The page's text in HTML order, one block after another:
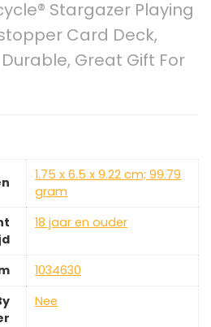
Stargazer Playing
Card Deck,
Great Gift For
‎1.75 x 6.5 x 9.22 cm; 99.79
gram
‎18 jaar en ouder
‎1034630
‎Nee